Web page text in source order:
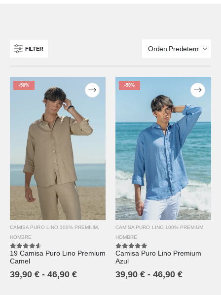
FILTER
-50%
CAMISA PURO LINO 100% PREMIUM,
HOMBRE
4.50out of 5
19 Camisa Puro Lino Premium
Camel
39,90 € - 46,90 €
-50%
CAMISA PURO LINO 100% PREMIUM,
HOMBRE
5.00out of 5
Camisa Puro Lino Premium
Azul
39,90 € - 46,90 €